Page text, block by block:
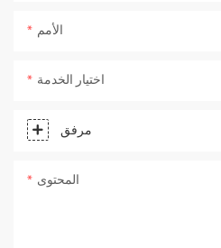
الأمم
اختيار الخدمة
مرفق
المحتوى